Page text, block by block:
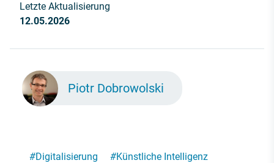
Letzte Aktualisierung
12.05.2026
Piotr Dobrowolski
#Digitalisierung #Künstliche Intelligenz